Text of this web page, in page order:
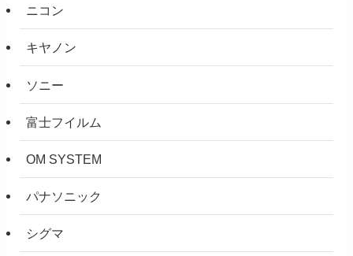
ニコン
キヤノン
ソニー
富士フイルム
OM SYSTEM
パナソニック
シグマ